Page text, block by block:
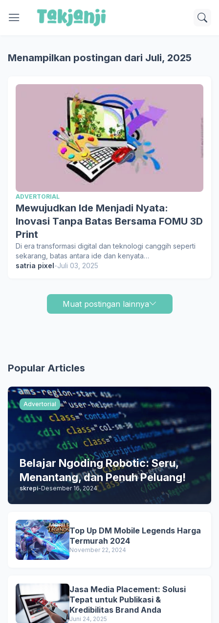
Menampilkan postingan dari Juli, 2025
ADVERTORIAL
Mewujudkan Ide Menjadi Nyata:
Inovasi Tanpa Batas Bersama FOMU 3D
Print
Di era transformasi digital dan teknologi canggih seperti
sekarang, batas antara ide dan kenyata…
satria pixel-Juli 03, 2025
Muat postingan lainnya
Popular Articles
Advertorial
Belajar Ngoding Robotic: Seru,
Menantang, dan Penuh Peluang!
skrepi-Desember 16, 2024
Top Up DM Mobile Legends Harga
Termurah 2024
November 22, 2024
Jasa Media Placement: Solusi
Tepat untuk Publikasi &
Kredibilitas Brand Anda
Juni 24, 2025